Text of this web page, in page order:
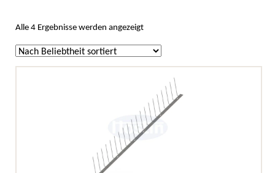
Alle 4 Ergebnisse werden angezeigtNach Beliebtheit sortiert